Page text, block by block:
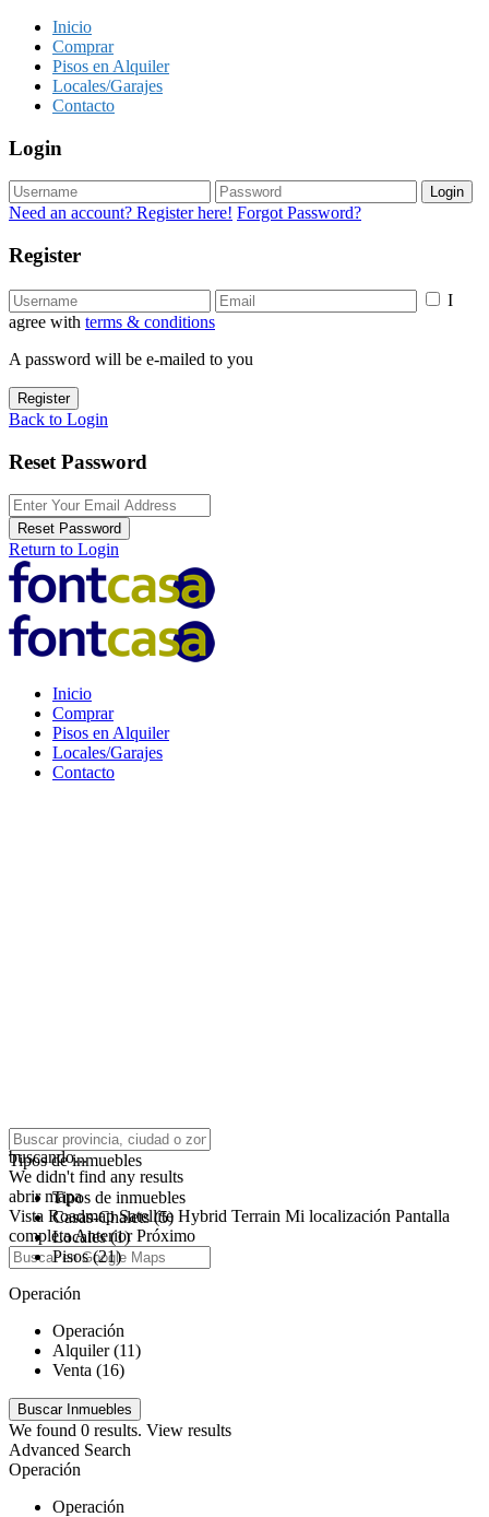
Inicio
Comprar
Pisos en Alquiler
Locales/Garajes
Contacto
Login
Login
Need an account? Register here! Forgot Password?
Register
I
agree with terms & conditions
A password will be e-mailed to you
Register
Back to Login
Reset Password
Reset Password
Return to Login
Inicio
Comprar
Pisos en Alquiler
Locales/Garajes
Contacto
click to enable zoom
buscando...
We didn't find any results
abrir mapa
Vista Roadmap Satellite Hybrid Terrain Mi localización Pantalla
completaAnterior Próximo
Tipos de inmuebles
Tipos de inmuebles
Casas-Chalets (5)
Locales (1)
Pisos (21)
Operación
Operación
Alquiler (11)
Venta (16)
We found 0 results. View results
Advanced Search
Operación
Operación